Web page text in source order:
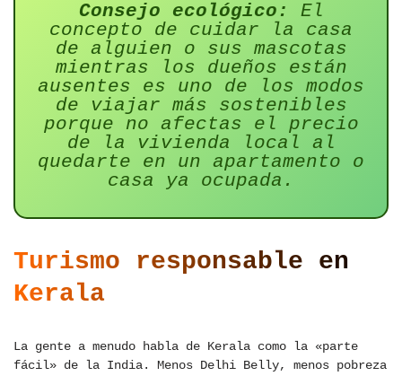
Consejo ecológico:
El
concepto de cuidar la casa
de alguien o sus mascotas
mientras los dueños están
ausentes es uno de los modos
de viajar más sostenibles
porque no afectas el precio
de la vivienda local al
quedarte en un apartamento o
casa ya ocupada.
Turismo responsable en
Kerala
La gente a menudo habla de Kerala como la «parte
fácil» de la India. Menos Delhi Belly, menos pobreza